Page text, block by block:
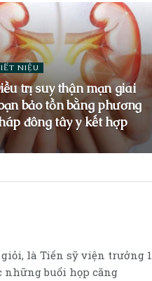
NIỆU
trị suy thận mạn giai
bảo tồn bằng phương
đông tây y kết hợp
là Tiến sỹ viện trưởng 1
buổi họp căng